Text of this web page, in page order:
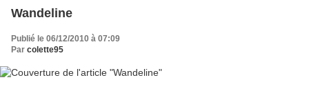
Wandeline
Publié le 06/12/2010 à 07:09
Par colette95